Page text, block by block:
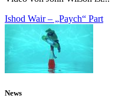
Ishod Wair – „Paych“ Part
News